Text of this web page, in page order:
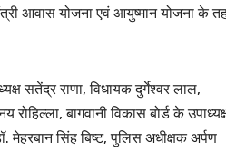
आवास योजना एवं आयुष्मान योजना के
सतेंद्र राणा, विधायक दुर्गेश्वर लाल,
बागवानी विकास बोर्ड के
मेहरबान सिंह बिष्ट, पुलिस अधीक्षक अर्पण